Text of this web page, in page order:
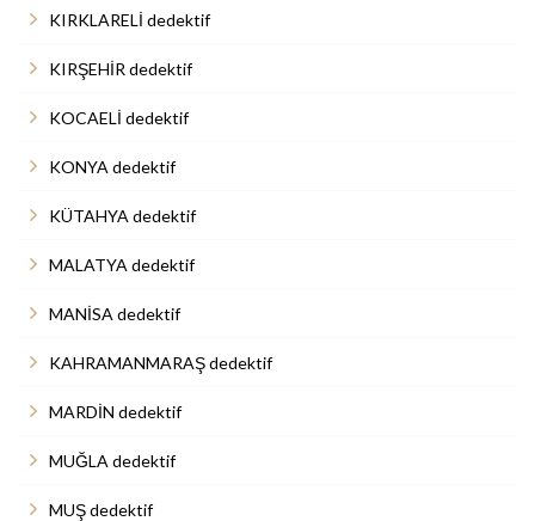
KIRKLARELİ dedektif
KIRŞEHİR dedektif
KOCAELİ dedektif
KONYA dedektif
KÜTAHYA dedektif
MALATYA dedektif
MANİSA dedektif
KAHRAMANMARAŞ dedektif
MARDİN dedektif
MUĞLA dedektif
MUŞ dedektif